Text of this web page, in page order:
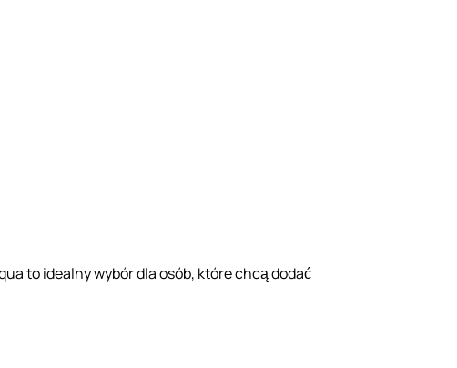
to idealny wybór dla osób, które chcą dodać